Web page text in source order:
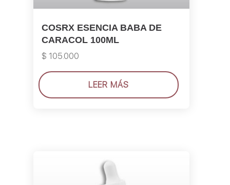
COSRX ESENCIA BABA DE
CARACOL 100ML
$ 105.000
LEER MÁS